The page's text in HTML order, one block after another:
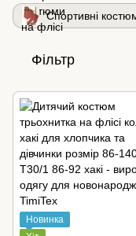
Спортивні
Фільтр
Новинка